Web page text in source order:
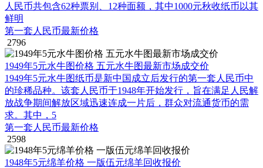
人民币共包含62种票别、12种面额，其中1000元秋收纸币以其
鲜明
第一套人民币最新价格
2796
1949年5元水牛图价格 五元水牛图最新市场成交价
1949年5元水牛图纸币是新中国成立后发行的第一套人民币中
的珍稀品种。该套人民币于1948年开始发行，旨在满足人民解
放战争期间解放区域迅速连成一片后，群众对流通货币的需
求。其中，5
第一套人民币最新价格
2598
1948年5元绵羊价格 一版伍元绵羊回收报价